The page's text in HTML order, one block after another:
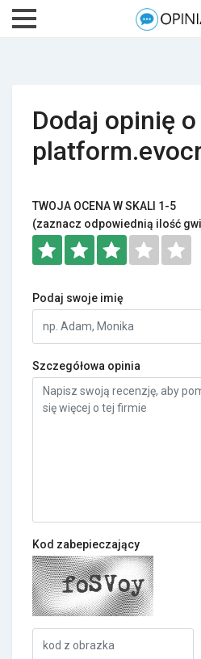
Dodaj opinię o
TWOJA OCENA W SKALI 1-5
(zaznacz odpowiednią ilość
Podaj swoje imię
Szczegółowa opinia
Kod zabepieczający